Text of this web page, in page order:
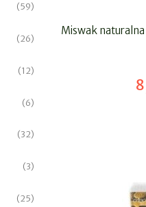
(59)
(26)
(12)
(6)
(32)
(3)
(25)
Miswak